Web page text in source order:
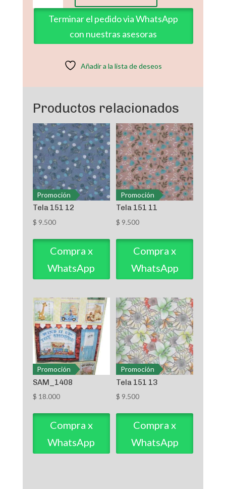
x3
cantidadTerminar el pedido via WhatsApp
con nuestras asesoras
Añadir a la lista de deseos
Productos relacionados
Promoción
Tela 151 12
$ 9.500
Compra x
WhatsApp
Promoción
Tela 151 11
$ 9.500
Compra x
WhatsApp
Promoción
SAM_1408
$ 18.000
Compra x
WhatsApp
Promoción
Tela 151 13
$ 9.500
Compra x
WhatsApp